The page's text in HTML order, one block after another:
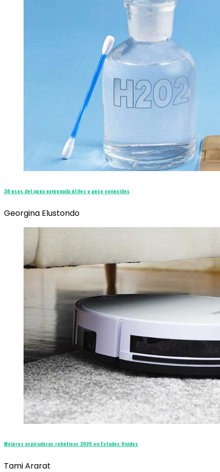
38 usos del agua oxigenada útiles y poco conocidos
Georgina Elustondo
Mejores aspiradoras robóticas 2026 en Estados Unidos
Tami Ararat